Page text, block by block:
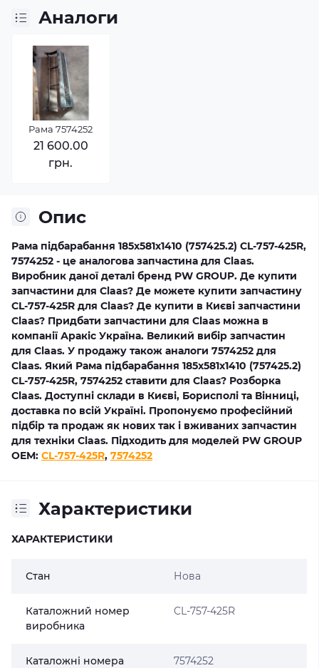
Опис
Рама підбарабання 185x581x1410 (757425.2) CL-757-425R,
7574252 - це аналогова запчастина для Claas.
Виробник даної деталі бренд PW GROUP. Де купити
запчастини для Claas? Де можете купити запчастину
CL-757-425R для Claas? Де купити в Києві запчастини
Claas? Придбати запчастини для Claas можна в
компанії Аракіс Україна. Великий вибір запчастин
для Claas. У продажу також аналоги 7574252 для
Claas. Який Рама підбарабання 185x581x1410 (757425.2)
CL-757-425R, 7574252 ставити для Claas? Розборка
Claas. Доступні склади в Києві, Борисполі та Вінниці,
доставка по всій Україні. Пропонуємо професійний
підбір та продаж як нових так і вживаних запчастин
для техніки Claas. Підходить для моделей PW GROUP
OEM: CL-757-425R, 7574252
Характеристики
ХАРАКТЕРИСТИКИ
Стан Нова
Каталожний номер
виробника
CL-757-425R
Каталожні номера
7574252
Аналоги
Рама 7574252
21 600.00
грн.